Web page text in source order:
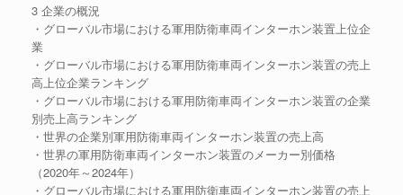
3 企業の概況
・グローバル市場における軍用防衛車両インターホン装置上位企
業
・グローバル市場における軍用防衛車両インターホン装置の売上
高上位企業ランキング
・グローバル市場における軍用防衛車両インターホン装置の企業
別売上高ランキング
・世界の企業別軍用防衛車両インターホン装置の売上高
・世界の軍用防衛車両インターホン装置のメーカー別価格
（2020年～2024年）
・グローバル市場における軍用防衛車両インターホン装置の売上